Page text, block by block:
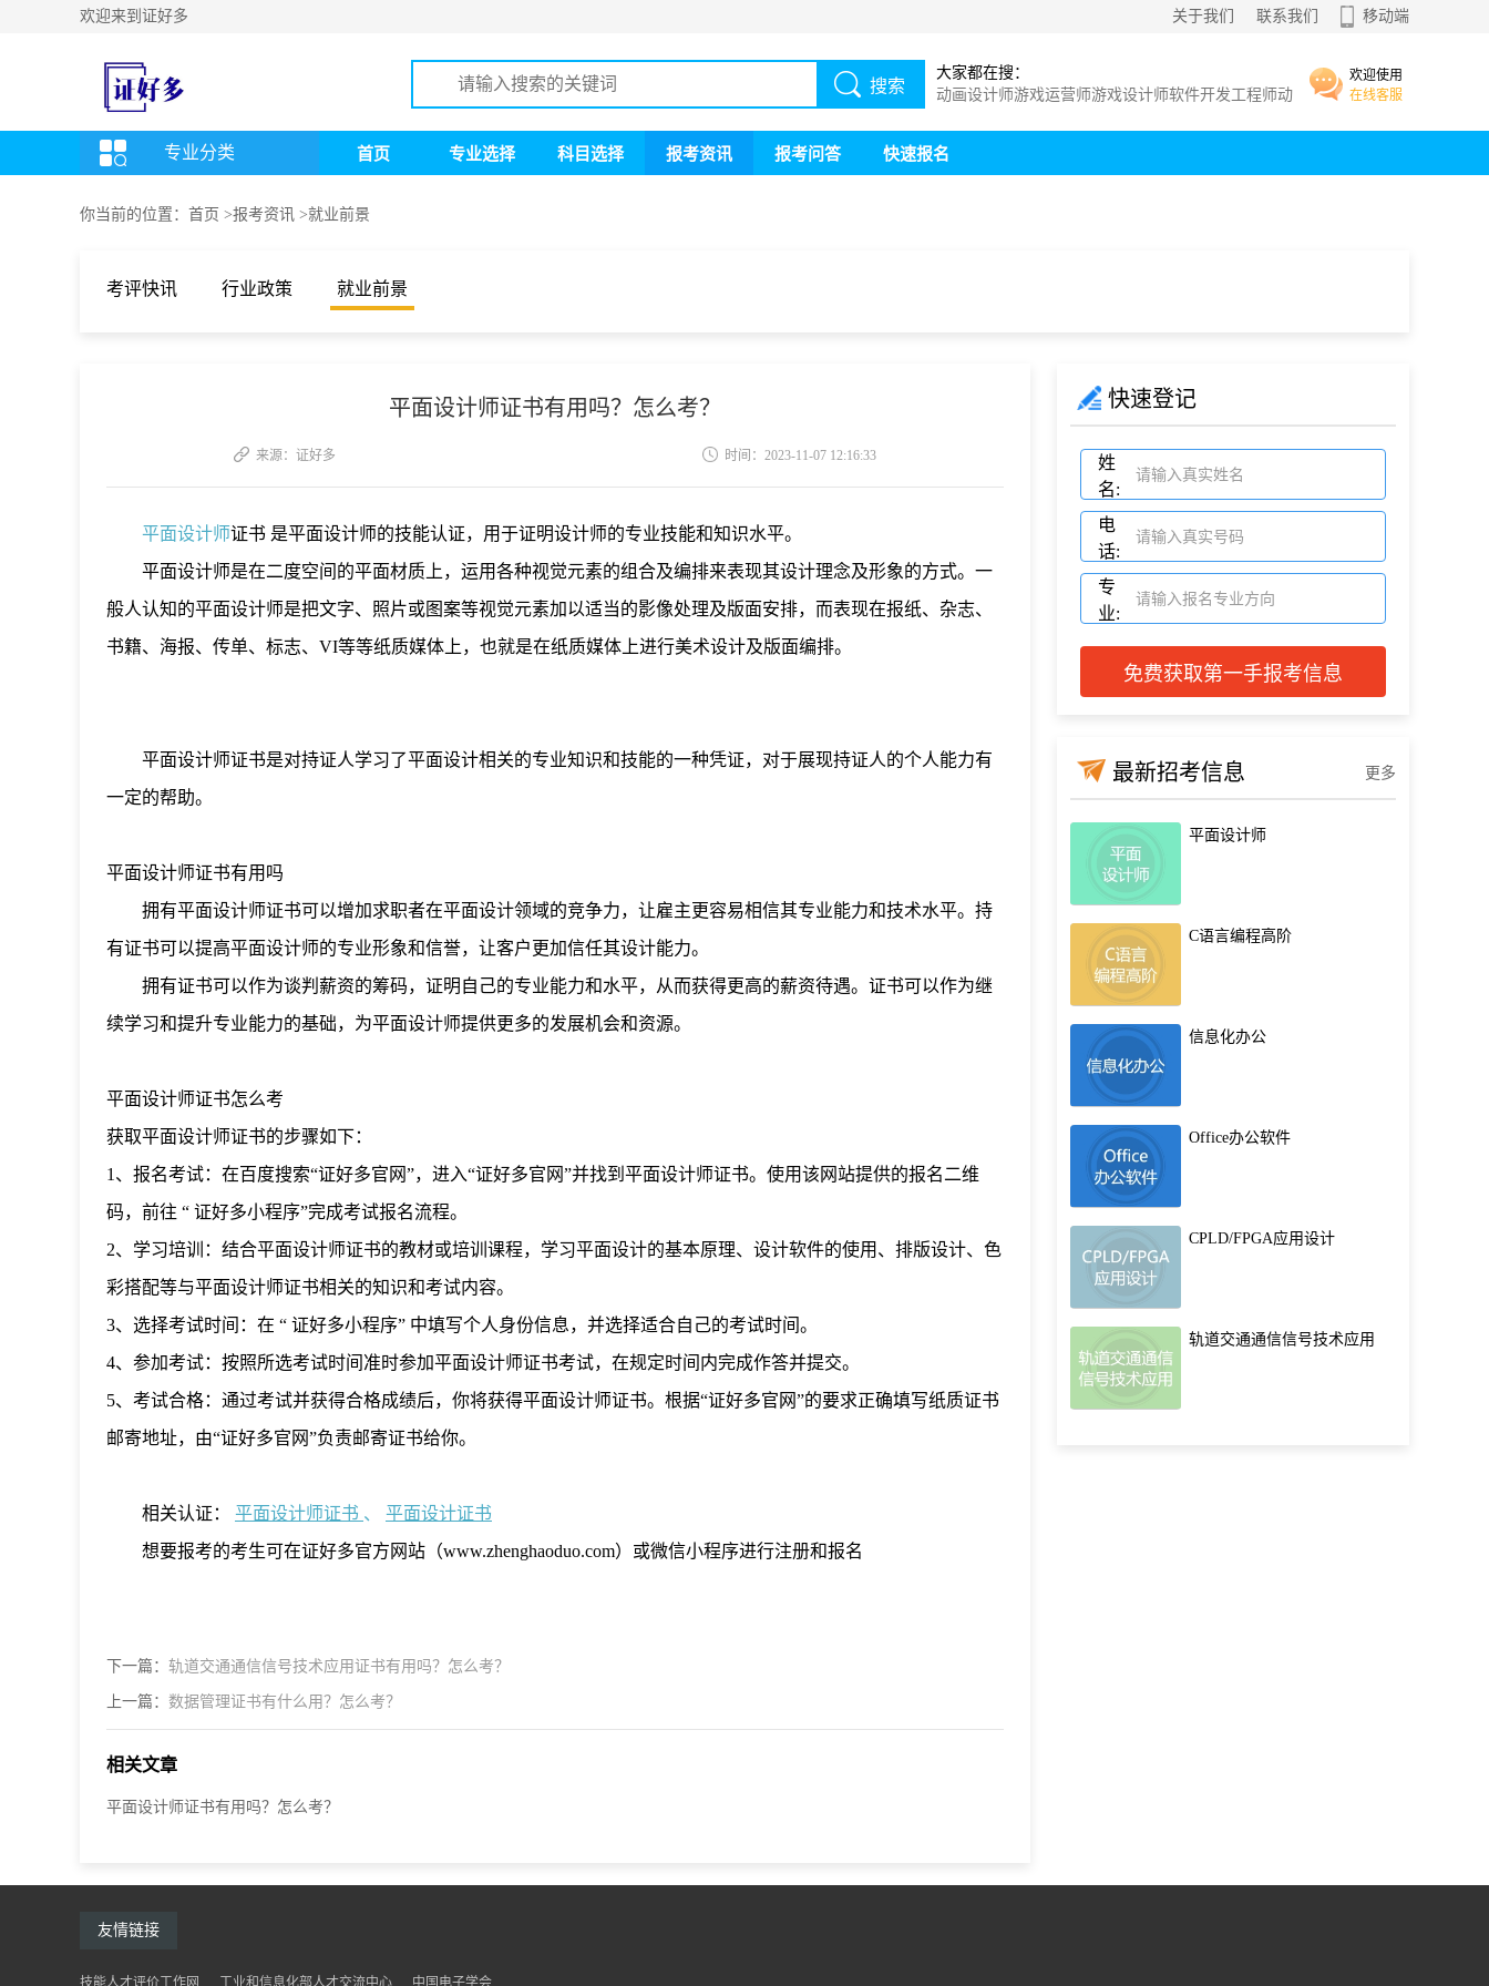
欢迎来到证好多 关于我们 联系我们 移动端
搜索
大家都在搜：
动画设计师游戏运营师游戏设计师软件开发工程师动
欢迎使用
在线客服
专业分类 首页 专业选择 科目选择 报考资讯 报考问答 快速报名
你当前的位置： 首页 >报考资讯 >就业前景
考评快讯 行业政策 就业前景
平面设计师证书有用吗？怎么考？
来源： 证好多 时间：2023-11-07 12:16:33
平面设计师证书 是平面设计师的技能认证，用于证明设计师的专业技能和知识水平。
平面设计师是在二度空间的平面材质上，运用各种视觉元素的组合及编排来表现其设计理念及形象的方式。一
般人认知的平面设计师是把文字、照片或图案等视觉元素加以适当的影像处理及版面安排，而表现在报纸、杂志、
书籍、海报、传单、标志、VI等等纸质媒体上，也就是在纸质媒体上进行美术设计及版面编排。
平面设计师证书是对持证人学习了平面设计相关的专业知识和技能的一种凭证，对于展现持证人的个人能力有
一定的帮助。
平面设计师证书有用吗
拥有平面设计师证书可以增加求职者在平面设计领域的竞争力，让雇主更容易相信其专业能力和技术水平。持
有证书可以提高平面设计师的专业形象和信誉，让客户更加信任其设计能力。
拥有证书可以作为谈判薪资的筹码，证明自己的专业能力和水平，从而获得更高的薪资待遇。证书可以作为继
续学习和提升专业能力的基础，为平面设计师提供更多的发展机会和资源。
平面设计师证书怎么考
获取平面设计师证书的步骤如下：
1、报名考试：在百度搜索“证好多官网”，进入“证好多官网”并找到平面设计师证书。使用该网站提供的报名二维
码，前往 “ 证好多小程序”完成考试报名流程。
2、学习培训：结合平面设计师证书的教材或培训课程，学习平面设计的基本原理、设计软件的使用、排版设计、色
彩搭配等与平面设计师证书相关的知识和考试内容。
3、选择考试时间：在 “ 证好多小程序” 中填写个人身份信息，并选择适合自己的考试时间。
4、参加考试：按照所选考试时间准时参加平面设计师证书考试，在规定时间内完成作答并提交。
5、考试合格：通过考试并获得合格成绩后，你将获得平面设计师证书。根据“证好多官网”的要求正确填写纸质证书
邮寄地址，由“证好多官网”负责邮寄证书给你。
相关认证： 平面设计师证书 、 平面设计证书
想要报考的考生可在证好多官方网站（www.zhenghaoduo.com）或微信小程序进行注册和报名
下一篇： 轨道交通通信信号技术应用证书有用吗？怎么考？
上一篇： 数据管理证书有什么用？怎么考？
相关文章
平面设计师证书有用吗？怎么考？
快速登记
姓
名:
电
话:
专
业:
免费获取第一手报考信息
最新招考信息 更多
平面设计师
C语言编程高阶
信息化办公
Office办公软件
CPLD/FPGA应用设计
轨道交通通信信号技术应用
友情链接
技能人才评价工作网 工业和信息化部人才交流中心 中国电子学会